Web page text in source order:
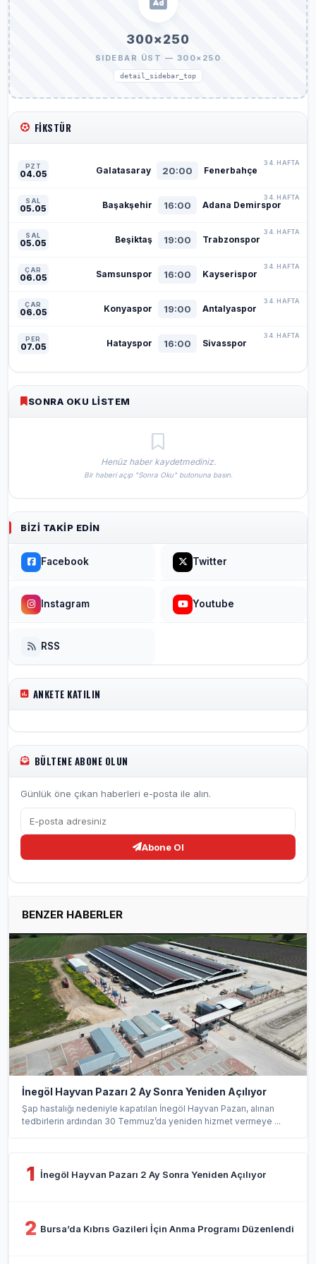
300×250
SIDEBAR ÜST — 300×250
detail_sidebar_top
FIKSTÜR
PZT
04.05 Galatasaray 20:00 Fenerbahçe
34. HAFTA
SAL
05.05 Başakşehir 16:00 Adana Demirspor
34. HAFTA
SAL
05.05 Beşiktaş 19:00 Trabzonspor
34. HAFTA
ÇAR
06.05 Samsunspor 16:00 Kayserispor
34. HAFTA
ÇAR
06.05 Konyaspor 19:00 Antalyaspor
34. HAFTA
PER
07.05 Hatayspor 16:00 Sivasspor
34. HAFTA
SONRA OKU LISTEM
Henüz haber kaydetmediniz.
Bir haberi açıp "Sonra Oku" butonuna basın.
BIZI TAKIP EDIN
Facebook Twitter
Instagram Youtube
RSS
ANKETE KATILIN
BÜLTENE ABONE OLUN
Günlük öne çıkan haberleri e-posta ile alın.
Abone Ol
BENZER HABERLER
İnegöl Hayvan Pazarı 2 Ay Sonra Yeniden Açılıyor
Şap hastalığı nedeniyle kapatılan İnegöl Hayvan Pazarı, alınan
tedbirlerin ardından 30 Temmuz’da yeniden hizmet vermeye ...
1 İnegöl Hayvan Pazarı 2 Ay Sonra Yeniden Açılıyor
2 Bursa’da Kıbrıs Gazileri İçin Anma Programı Düzenlendi